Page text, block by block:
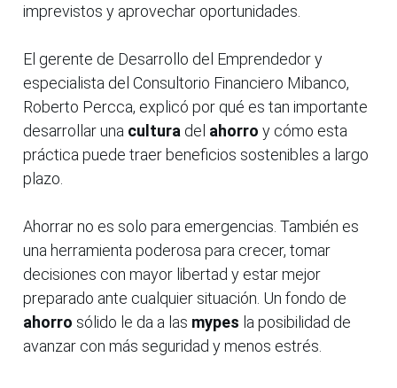
imprevistos y aprovechar oportunidades.
El gerente de Desarrollo del Emprendedor y
especialista del Consultorio Financiero Mibanco,
Roberto Percca, explicó por qué es tan importante
desarrollar una cultura del ahorro y cómo esta
práctica puede traer beneficios sostenibles a largo
plazo.
Ahorrar no es solo para emergencias. También es
una herramienta poderosa para crecer, tomar
decisiones con mayor libertad y estar mejor
preparado ante cualquier situación. Un fondo de
ahorro sólido le da a las mypes la posibilidad de
avanzar con más seguridad y menos estrés.